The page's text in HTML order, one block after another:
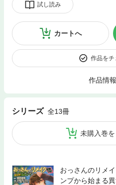
試し読み
カートへ
作品をチ
作品情
シリーズ 全13冊
未購入巻
おっさんのリメ
ンプから始まる